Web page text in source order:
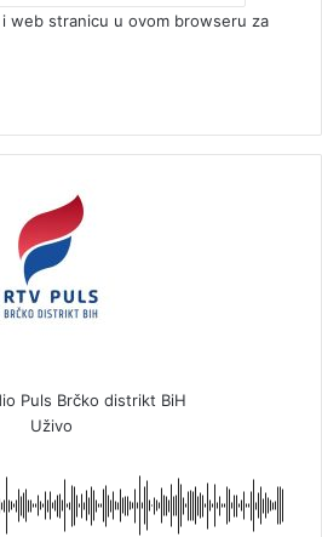
i web stranicu u ovom browseru za
Puls Brčko distrikt BiH
Uživo